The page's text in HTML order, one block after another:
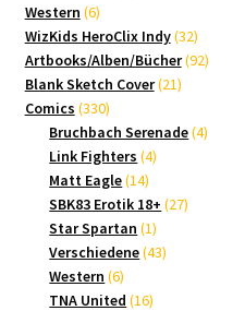
Western 66
Produkte
WizKids HeroClix Indy 3232
Produkte
Artbooks/Alben/Bücher 9292
Blank Sketch Cover 2121
Comics 330330
Produkte
Bruchbach Serenade 44
Link Fighters 44
Matt Eagle 1414
Produkte
SBK83 Erotik 18+ 2727
Star Spartan 11
Produkt
Verschiedene 4343
Western 66
Produkte
TNA United 1616